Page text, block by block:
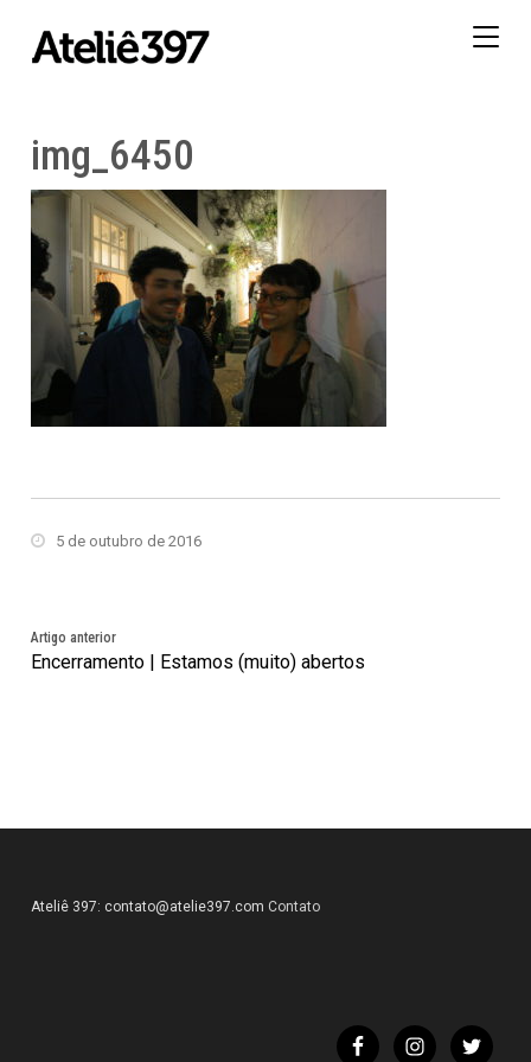
img_6450
5 de outubro de 2016
Artigo anterior
Encerramento | Estamos (muito) abertos
Ateliê 397: contato@atelie397.com Contato